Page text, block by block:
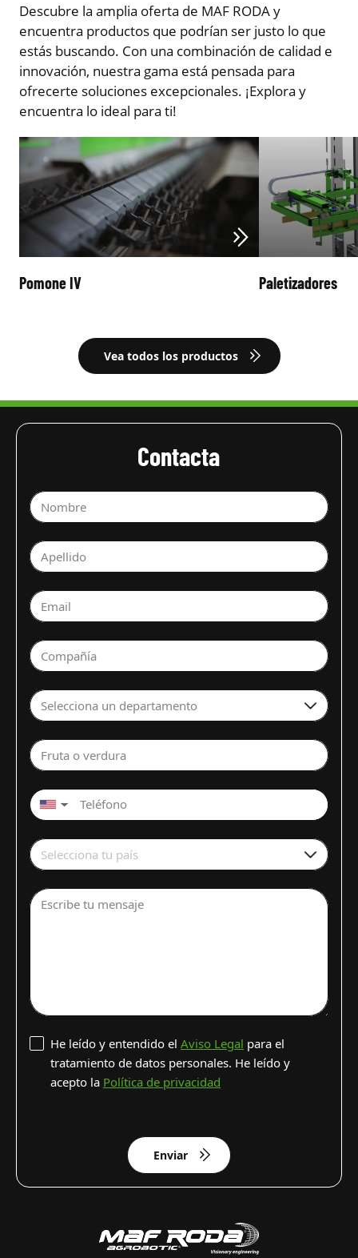
Descubre la amplia oferta de MAF RODA y
encuentra productos que podrían ser justo lo que
estás buscando. Con una combinación de calidad e
innovación, nuestra gama está pensada para
ofrecerte soluciones excepcionales. ¡Explora y
encuentra lo ideal para ti!
Pomone IV Paletizadores
Vea todos los productos
Contacta
Nombre
Apellido
Email
Compañía
Selecciona un departamento
Fruta o verdura
▼
Selecciona tu país
Escribe tu mensaje
He leído y entendido el Aviso Legal para el
tratamiento de datos personales. He leído y
acepto la Política de privacidad
Enviar